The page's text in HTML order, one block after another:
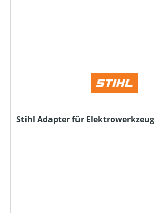
Stihl Adapter für Elektrowerkzeug